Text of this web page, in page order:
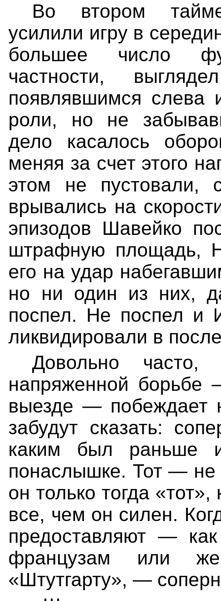
Во втором
усилили игру в
большее число
частности,
появлявшимся слева
роли, но не
дело касалось
меняя за счет этого
этом не пустовали,
врывались на
эпизодов Шавейко
штрафную площадь,
его на удар
но ни один из них,
поспел. Не поспел и
ликвидировали в
Довольно
напряженной
выезде — побеждает
забудут сказать:
каким был раньше
понаслышке. Тот — не
он только тогда
все, чем он силен.
предоставляют —
французам или
«Штутгарту», —